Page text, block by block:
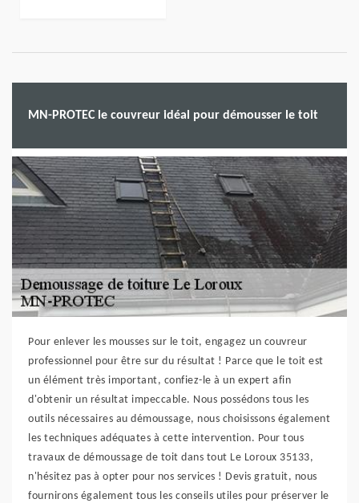
MN-PROTEC le couvreur idéal pour démousser le toit
Pour enlever les mousses sur le toit, engagez un couvreur
professionnel pour être sur du résultat ! Parce que le toit est
un élément très important, confiez-le à un expert afin
d'obtenir un résultat impeccable. Nous possédons tous les
outils nécessaires au démoussage, nous choisissons également
les techniques adéquates à cette intervention. Pour tous
travaux de démoussage de toit dans tout Le Loroux 35133,
n'hésitez pas à opter pour nos services ! Devis gratuit, nous
fournirons également tous les conseils utiles pour préserver le